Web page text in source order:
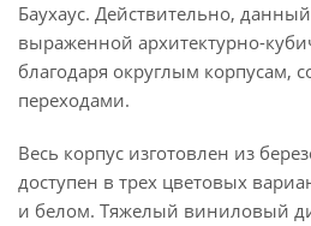
Баухаус. Действительно,
выраженной архитектурно-
благодаря округлым
переходами.
Весь корпус изготовлен из
доступен в трех цветовых
и белом. Тяжелый виниловый